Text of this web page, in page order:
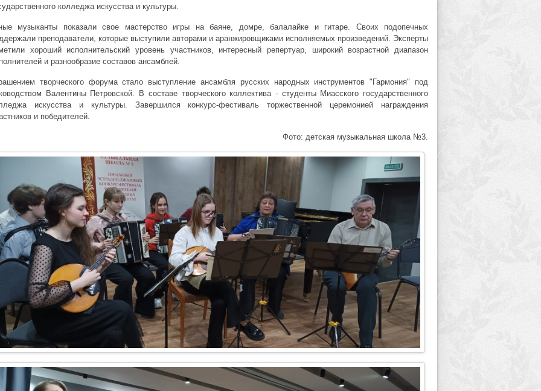
колледжа искусства и культуры.
музыканты показали свое мастерство игры на баяне, домре, балалайке и гитаре. Своих подопечных
преподаватели, которые выступили авторами и аранжировщиками исполняемых произведений. Эксперты
хороший исполнительский уровень участников, интересный репертуар, широкий возрастной диапазон
и разнообразие составов ансамблей.
творческого форума стало выступление ансамбля русских народных инструментов "Гармония" под
Валентины Петровской. В составе творческого коллектива - студенты Миасского государственного
искусства и культуры. Завершился конкурс-фестиваль торжественной церемонией награждения
и победителей.
Фото: детская музыкальная школа №3.